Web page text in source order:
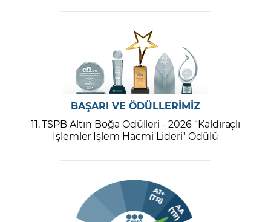
BAŞARI VE ÖDÜLLERİMİZ
11. TSPB Altın Boğa Ödülleri - 2026 “Kaldıraçlı
İşlemler İşlem Hacmi Lideri" Ödülü